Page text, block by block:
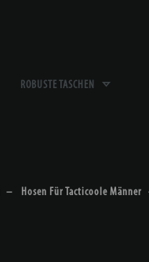
ROBUSTE TASCHEN
Hosen Für Tacticoole Männer